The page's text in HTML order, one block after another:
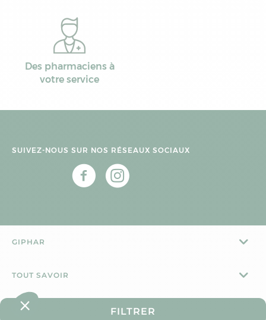
FILTRER
Des pharmaciens à
votre service
SUIVEZ-NOUS SUR NOS RÉSEAUX SOCIAUX
GIPHAR
TOUT SAVOIR
CONTACT